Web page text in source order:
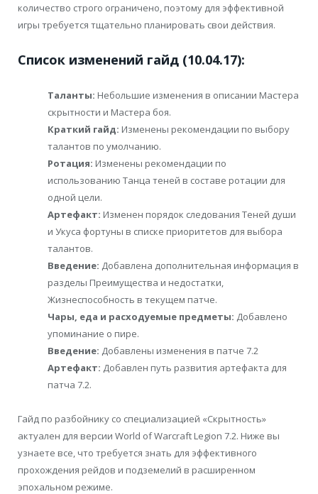
количество строго ограничено, поэтому для эффективной
игры требуется тщательно планировать свои действия.
Список изменений гайд (10.04.17):
Таланты: Небольшие изменения в описании Мастера
скрытности и Мастера боя.
Краткий гайд: Изменены рекомендации по выбору
талантов по умолчанию.
Ротация: Изменены рекомендации по
использованию Танца теней в составе ротации для
одной цели.
Артефакт: Изменен порядок следования Теней души
и Укуса фортуны в списке приоритетов для выбора
талантов.
Введение: Добавлена дополнительная информация в
разделы Преимущества и недостатки,
Жизнеспособность в текущем патче.
Чары, еда и расходуемые предметы: Добавлено
упоминание о пире.
Введение: Добавлены изменения в патче 7.2
Артефакт: Добавлен путь развития артефакта для
патча 7.2.
Гайд по разбойнику со специализацией «Скрытность»
актуален для версии World of Warcraft Legion 7.2. Ниже вы
узнаете все, что требуется знать для эффективного
прохождения рейдов и подземелий в расширенном
эпохальном режиме.